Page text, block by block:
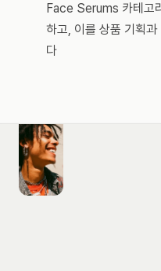
Face Serums 카테고
하고, 이를 상품 기획과
다